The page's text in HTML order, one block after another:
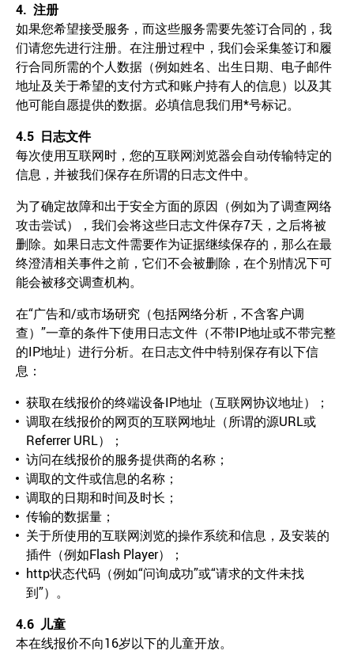
4. 注册
如果您希望接受服务，而这些服务需要先签订合同的，我
们请您先进行注册。在注册过程中，我们会采集签订和履
行合同所需的个人数据（例如姓名、出生日期、电子邮件
地址及关于希望的支付方式和账户持有人的信息）以及其
他可能自愿提供的数据。必填信息我们用*号标记。
4.5 日志文件
每次使用互联网时，您的互联网浏览器会自动传输特定的
信息，并被我们保存在所谓的日志文件中。
为了确定故障和出于安全方面的原因（例如为了调查网络
攻击尝试），我们会将这些日志文件保存7天，之后将被
删除。如果日志文件需要作为证据继续保存的，那么在最
终澄清相关事件之前，它们不会被删除，在个别情况下可
能会被移交调查机构。
在“广告和/或市场研究（包括网络分析，不含客户调
查）”一章的条件下使用日志文件（不带IP地址或不带完整
的IP地址）进行分析。在日志文件中特别保存有以下信
息：
获取在线报价的终端设备IP地址（互联网协议地址）；
调取在线报价的网页的互联网地址（所谓的源URL或
Referrer URL）；
访问在线报价的服务提供商的名称；
调取的文件或信息的名称；
调取的日期和时间及时长；
传输的数据量；
关于所使用的互联网浏览的操作系统和信息，及安装的
插件（例如Flash Player）；
http状态代码（例如“问询成功”或“请求的文件未找
到”）。
4.6 儿童
本在线报价不向16岁以下的儿童开放。